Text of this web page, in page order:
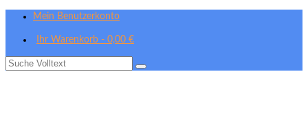
Mein Benutzerkonto
Ihr Warenkorb - 0,00 €
Suche